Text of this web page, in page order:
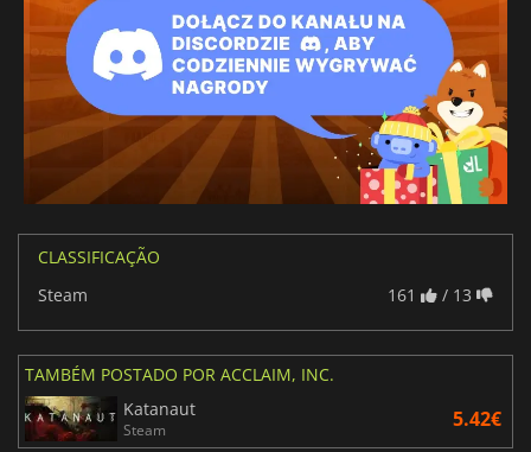
CLASSIFICAÇÃO
Steam
161 / 13
TAMBÉM POSTADO POR ACCLAIM, INC.
Katanaut
Steam 5.42€